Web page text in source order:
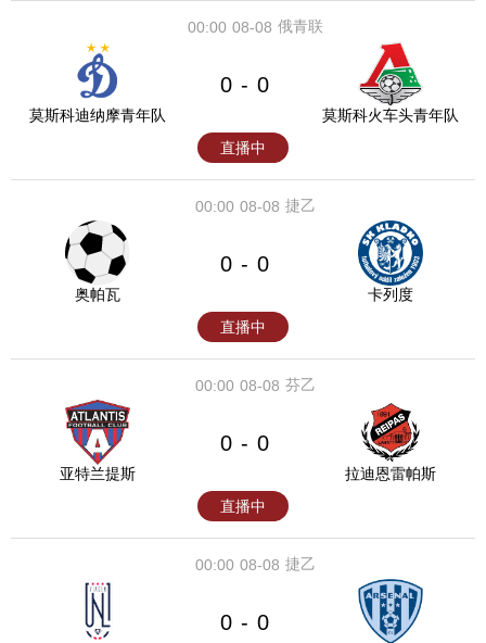
08-08
00:00 俄青联
莫斯科迪纳摩青年队
0 - 0
莫斯科火车头青年队
直播中
08-08
00:00 捷乙
奥帕瓦
0 - 0
卡列度
直播中
08-08
00:00 芬乙
亚特兰提斯
0 - 0
拉迪恩雷帕斯
直播中
08-08
00:00 捷乙
0 - 0